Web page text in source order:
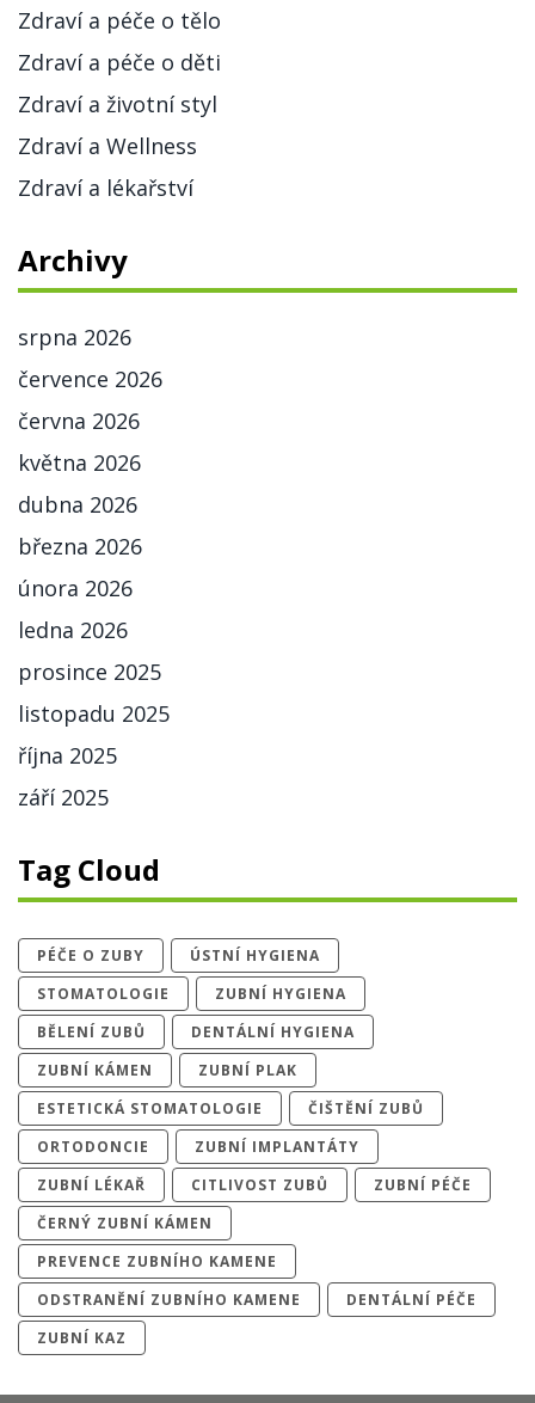
Zdraví a péče o tělo
Zdraví a péče o děti
Zdraví a životní styl
Zdraví a Wellness
Zdraví a lékařství
Archivy
srpna 2026
července 2026
června 2026
května 2026
dubna 2026
března 2026
února 2026
ledna 2026
prosince 2025
listopadu 2025
října 2025
září 2025
Tag Cloud
PÉČE O ZUBY
ÚSTNÍ HYGIENA
STOMATOLOGIE
ZUBNÍ HYGIENA
BĚLENÍ ZUBŮ
DENTÁLNÍ HYGIENA
ZUBNÍ KÁMEN
ZUBNÍ PLAK
ESTETICKÁ STOMATOLOGIE
ČIŠTĚNÍ ZUBŮ
ORTODONCIE
ZUBNÍ IMPLANTÁTY
ZUBNÍ LÉKAŘ
CITLIVOST ZUBŮ
ZUBNÍ PÉČE
ČERNÝ ZUBNÍ KÁMEN
PREVENCE ZUBNÍHO KAMENE
ODSTRANĚNÍ ZUBNÍHO KAMENE
DENTÁLNÍ PÉČE
ZUBNÍ KAZ